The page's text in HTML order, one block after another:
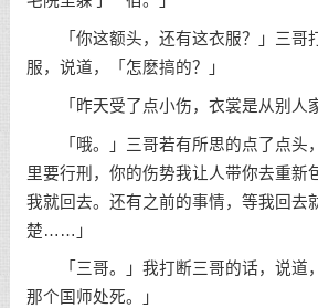
「你这额头，还有这衣服？」三哥
服，说道，「怎麽搞的？」
「昨天受了点小伤，衣裳是从别人家
「哦。」三哥若有所思的点了点头
里要行刑，你的伤势我让人带你去重新
我就回去。还有之前的事情，等我回去
楚……」
「三哥。」我打断三哥的话，说道
那个国师处死。」